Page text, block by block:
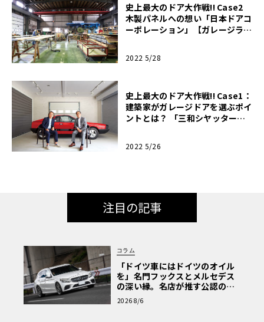
史上最大のドア大作戦!! Case2
木製パネルへの想い「日本ドアコ
ーポレーション」【ガレージライ
2022 5/28
史上最大のドア大作戦!! Case1：
建築家がガレージドアを選ぶポイ
ントとは？ 「三和シヤッター」
2022 5/26
注目の記事
コラム
「ドイツ車にはドイツのオイル
を」名門フックスとメルセデス
の深い縁。名店が推す公認の安
心と、Cクラスで味わうシルキー
な走り〈PR〉
2026 8/6